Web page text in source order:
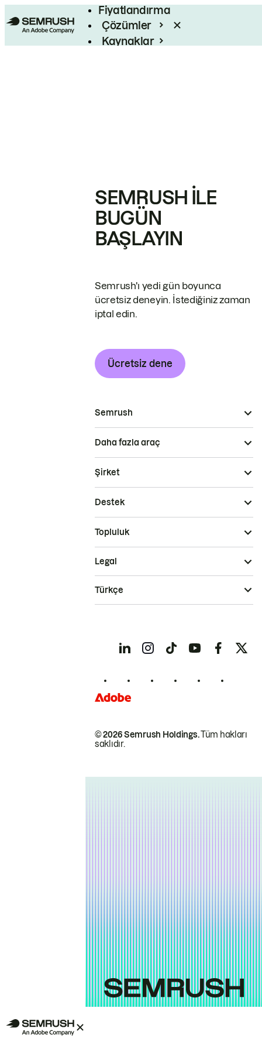
Fiyatlandırma
Çözümler
Kaynaklar
SEMRUSH ILE
BUGÜN
BAŞLAYIN
Semrush'ı yedi gün boyunca
ücretsiz deneyin. İstediğiniz zaman
iptal edin.
Ücretsiz dene
Semrush
Daha fazla araç
Şirket
Destek
Topluluk
© 2026 Semrush Holdings.Tüm hakları
saklıdır.
Legal
Türkçe